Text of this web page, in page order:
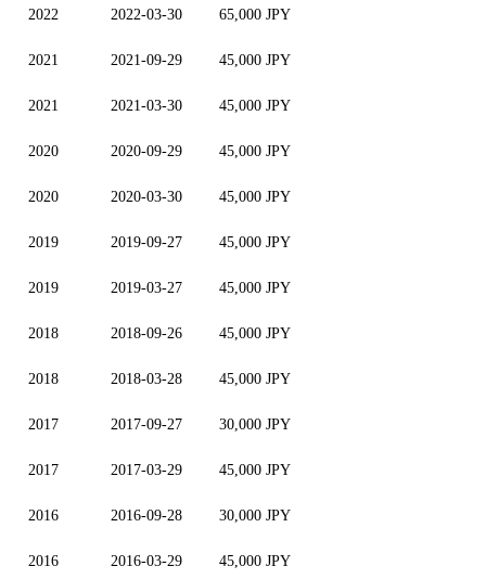
2022 2022-03-30 65,000 JPY
2021 2021-09-29 45,000 JPY
2021 2021-03-30 45,000 JPY
2020 2020-09-29 45,000 JPY
2020 2020-03-30 45,000 JPY
2019 2019-09-27 45,000 JPY
2019 2019-03-27 45,000 JPY
2018 2018-09-26 45,000 JPY
2018 2018-03-28 45,000 JPY
2017 2017-09-27 30,000 JPY
2017 2017-03-29 45,000 JPY
2016 2016-09-28 30,000 JPY
2016 2016-03-29 45,000 JPY